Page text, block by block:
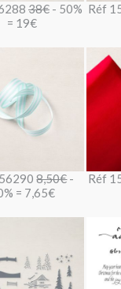
38€ - 50%
= 19€
Réf
8,50€-
= 7,65€
Réf